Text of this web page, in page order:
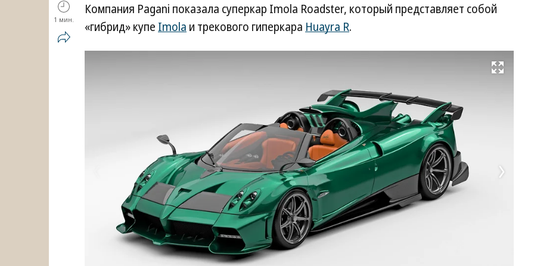
1 мин.
Компания Pagani показала суперкар Imola Roadster, который представляет собой
«гибрид» купе Imola и трекового гиперкара Huayra R.
Развернуть на весь экран